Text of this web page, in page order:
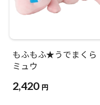
もふもふ★うでまくら
ミュウ
2,420 円